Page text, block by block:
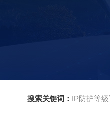
搜索关键词： IP防护等